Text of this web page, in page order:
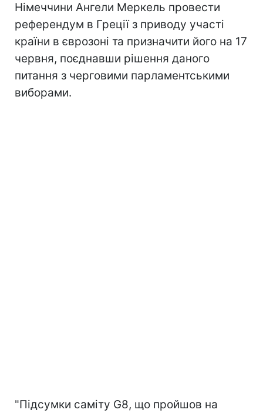
Німеччини Ангели Меркель провести
референдум в Греції з приводу участі
країни в єврозоні та призначити його на 17
червня, поєднавши рішення даного
питання з черговими парламентськими
виборами.
"Підсумки саміту G8, що пройшов на